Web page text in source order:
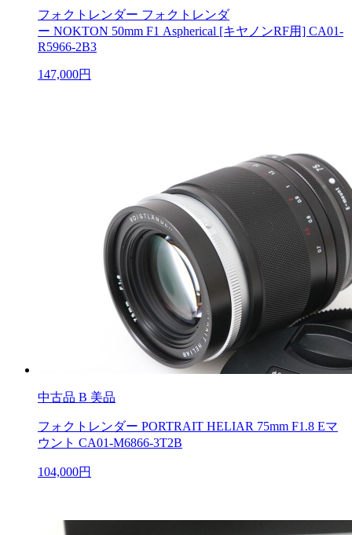
フォクトレンダー フォクトレンダ
ー NOKTON 50mm F1 Aspherical [キヤノンRF用] CA01-
R5966-2B3
147,000円
中古品 B 美品
フォクトレンダー PORTRAIT HELIAR 75mm F1.8 Eマ
ウント CA01-M6866-3T2B
104,000円